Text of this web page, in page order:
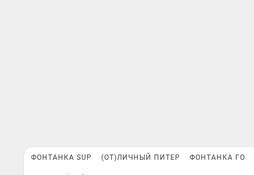
ФОНТАНКА SUP (ОТ)ЛИЧНЫЙ ПИТЕР ФОНТАНКА ГО